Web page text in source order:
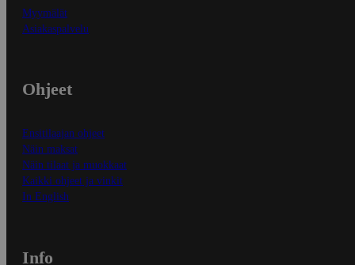
Myymälät
Asiakaspalvelu
Ohjeet
Ensitilaajan ohjeet
Näin maksat
Näin tilaat ja muokkaat
Kaikki ohjeet ja vinkit
In English
Info